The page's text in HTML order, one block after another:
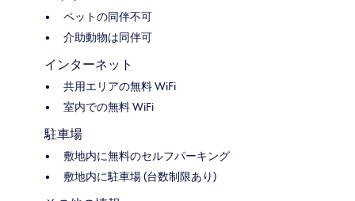
ペットの同伴不可
介助動物は同伴可
インターネット
共用エリアの無料 WiFi
室内での無料 WiFi
駐車場
敷地内に無料のセルフパーキング
敷地内に駐車場 (台数制限あり)